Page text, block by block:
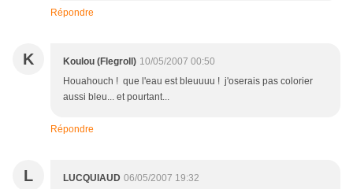
Répondre
K Koulou (Flegroll) 10/05/2007 00:50
Houahouch ! que l'eau est bleuuuu ! j'oserais pas colorier
aussi bleu... et pourtant...
Répondre
L LUCQUIAUD 06/05/2007 19:32